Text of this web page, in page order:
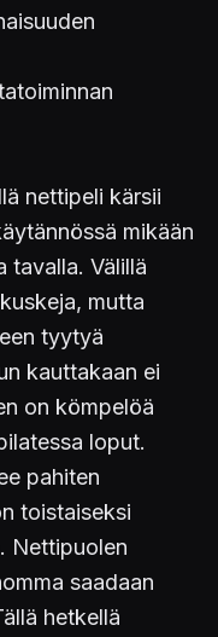
nettipeli kärsii
mikään
tavalla. Välillä
mutta
tyytyä
kauttakaan ei
on kömpelöä
loput.
pahiten
toistaiseksi
Nettipuolen
saadaan
hetkellä